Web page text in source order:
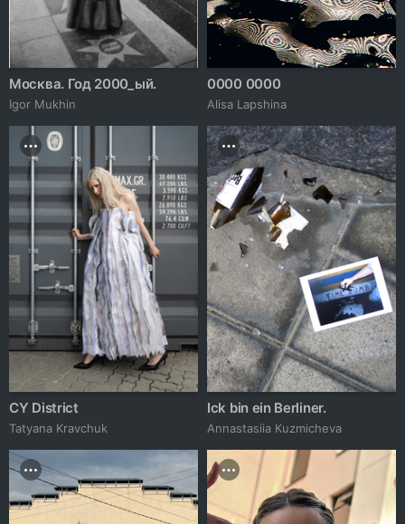
Москва. Год 2000_ый.
Igor Mukhin
0000 0000
Аlisa Lapshina
CY District
Tatyana Kravchuk
Ick bin ein Berliner.
Annastasiia Kuzmicheva